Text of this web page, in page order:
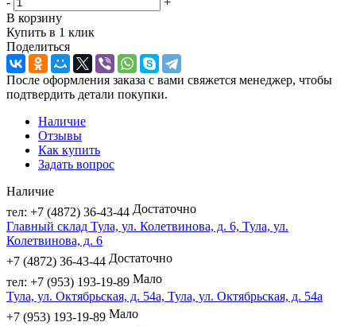
В корзину
Купить в 1 клик
Поделиться
После оформления заказа с вами свяжется менеджер, чтобы
подтвердить детали покупки.
Наличие
Отзывы
Как купить
Задать вопрос
Наличие
тел: +7 (4872) 36-43-44 Достаточно
Главный склад Тула, ул. Колетвинова, д. 6, Тула, ул.
Колетвинова, д. 6
+7 (4872) 36-43-44 Достаточно
тел: +7 (953) 193-19-89 Мало
Тула, ул. Октябрьская, д. 54а, Тула, ул. Октябрьская, д. 54а
+7 (953) 193-19-89 Мало